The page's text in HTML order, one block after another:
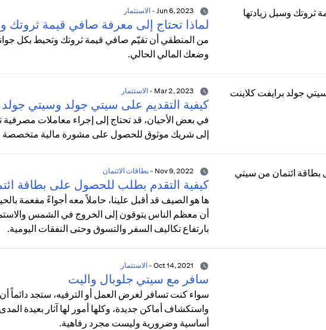
Jun 6, 2023
-الاستثمار
لماذا تحتاج إلى معرفة صافي قيمة ثروتك
من المنطقي أن تقيّم صافي قيمة ثروتك وتحيط بكل
وضعك المالي الحالي.
Mar 2, 2023
-الاستثمار
كيفية التقديم على سيتي جولد وسيتي جولد
في بعض الأحيان، قد تحتاج إلى إجراء معاملات مصرفية
إلى شريك موثوق للحصول على مشورة مالية متخصصة
Nov 9, 2022
-بطاقات الائتمان
كيفية التقدم بطلب للحصول على بطاقة
ها هو الصيف قد أقبل علينا، حاملاً معه أجواءً مفعمة
أن معظم الناس يتوقون إلى الخروج في الشمس
بارتفاع تكاليف السفر والتسوق وحتى النفقات اليومية.
-الاستثمار
سافر مع سيتي جلوبال واليت
سواء كنت تسافر لغرض العمل أو الترفيه، ستجد دائماً أن
واستكشاف أماكن جديدة، وكلها أمور لها آثار بعيدة
أساسية وضرورية وليست مجرد رفاهية.